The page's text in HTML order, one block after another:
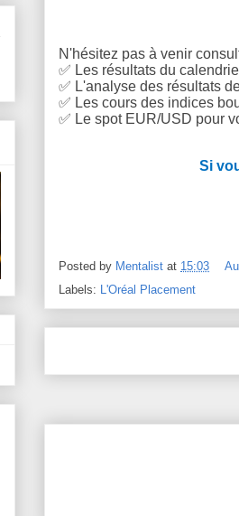
N'hésitez pas à venir
✅ Les résultats du
✅ L'analyse des résultats
✅ Les cours des indices
✅ Le spot EUR/USD pour
Si
Posted by Mentalist at 15:03
Labels: L'Oréal Placement